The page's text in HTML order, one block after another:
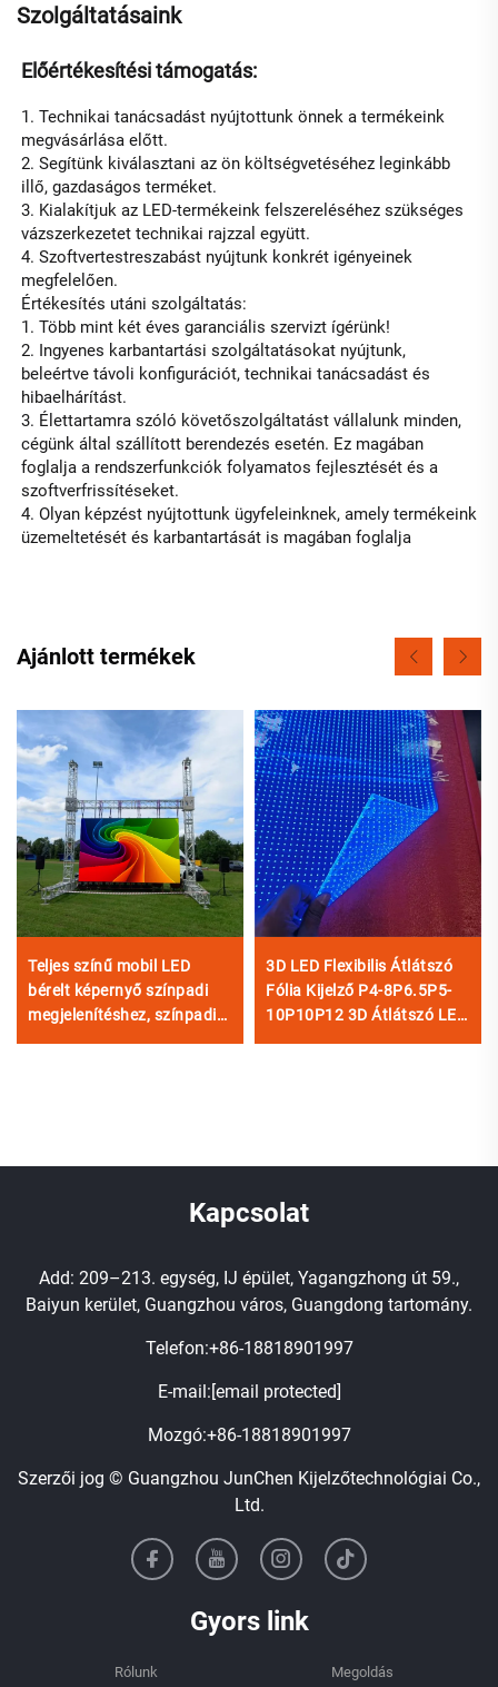
Szolgáltatásaink
Előértékesítési támogatás:
1. Technikai tanácsadást nyújtottunk önnek a termékeink
megvásárlása előtt.
2. Segítünk kiválasztani az ön költségvetéséhez leginkább
illő, gazdaságos terméket.
3. Kialakítjuk az LED-termékeink felszereléséhez szükséges
vázszerkezetet technikai rajzzal együtt.
4. Szoftvertestreszabást nyújtunk konkrét igényeinek
megfelelően.
Értékesítés utáni szolgáltatás:
1. Több mint két éves garanciális szervizt ígérünk!
2. Ingyenes karbantartási szolgáltatásokat nyújtunk,
beleértve távoli konfigurációt, technikai tanácsadást és
hibaelhárítást.
3. Élettartamra szóló követőszolgáltatást vállalunk minden,
cégünk által szállított berendezés esetén. Ez magában
foglalja a rendszerfunkciók folyamatos fejlesztését és a
szoftverfrissítéseket.
4. Olyan képzést nyújtottunk ügyfeleinknek, amely termékeink
üzemeltetését és karbantartását is magában foglalja
Ajánlott termékek
Teljes színű mobil LED
bérelt képernyő színpadi
megjelenítéshez, színpadi
3D LED Flexibilis Átlátszó
Fólia Kijelző P4-8P6.5P5-
10P10P12 3D Átlátszó LED
Kapcsolat
Add: 209–213. egység, IJ épület, Yagangzhong út 59.,
Baiyun kerület, Guangzhou város, Guangdong tartomány.
Telefon:+86-18818901997
E-mail:[email protected]
Mozgó:+86-18818901997
Szerzői jog © Guangzhou JunChen Kijelzőtechnológiai Co.,
Ltd.
Gyors link
Rólunk Megoldás